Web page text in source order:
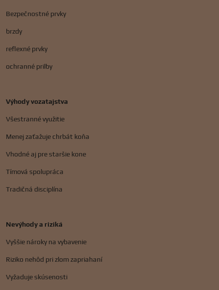
Bezpečnostné prvky
brzdy
reflexné prvky
ochranné prilby
Výhody vozatajstva
Všestranné využitie
Menej zaťažuje chrbát koňa
Vhodné aj pre staršie kone
Tímová spolupráca
Tradičná disciplína
Nevýhody a riziká
Vyššie nároky na vybavenie
Riziko nehôd pri zlom zapriahaní
Vyžaduje skúsenosti